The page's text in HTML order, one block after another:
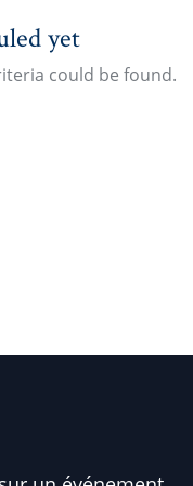
yet
could be found.